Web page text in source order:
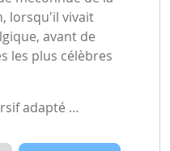
lorsqu'il vivait
avant de
les plus célèbres
adapté …